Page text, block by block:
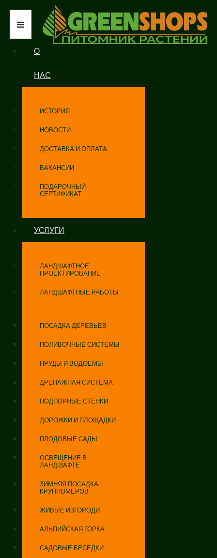
О
НАС
ИСТОРИЯ
НОВОСТИ
ДОСТАВКА И ОПЛАТА
ВАКАНСИИ
ПОДАРОЧНЫЙ
СЕРТИФИКАТ
УСЛУГИ
ЛАНДШАФТНОЕ
ПРОЕКТИРОВАНИЕ
ЛАНДШАФТНЫЕ РАБОТЫ
ПОСАДКА ДЕРЕВЬЕВ
ПОЛИВОЧНЫЕ СИСТЕМЫ
ПРУДЫ И ВОДОЕМЫ
ДРЕНАЖНАЯ СИСТЕМА
ПОДПОРНЫЕ СТЕНКИ
ДОРОЖКИ И ПЛОЩАДКИ
ПЛОДОВЫЕ САДЫ
ОСВЕЩЕНИЕ В
ЛАНДШАФТЕ
ЗИМНЯЯ ПОСАДКА
КРУПНОМЕРОВ
ЖИВЫЕ ИЗГОРОДИ
АЛЬПИЙСКАЯ ГОРКА
САДОВЫЕ БЕСЕДКИ